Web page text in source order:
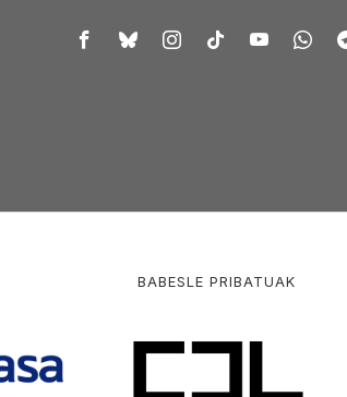
BABESLE PRIBATUAK